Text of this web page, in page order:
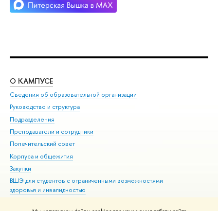
О КАМПУСЕ
Сведения об образовательной организации
Руководство и структура
Подразделения
Преподаватели и сотрудники
Попечительский совет
Корпуса и общежития
Закупки
ВШЭ для студентов с ограниченными возможностями
здоровья и инвалидностью